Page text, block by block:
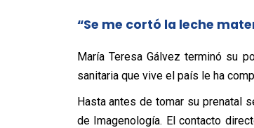
“Se me cortó la leche
María Teresa Gálvez terminó su
sanitaria que vive el país le ha
Hasta antes de tomar su prenatal
de Imagenología. El contacto